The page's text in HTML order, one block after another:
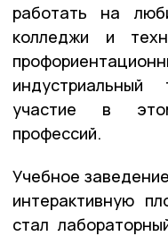
работать на
колледжи и
участие в
профессий.
Учебное
интерактивную
стал